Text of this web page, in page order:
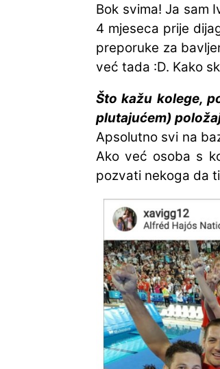
Bok svima! Ja sam
4 mjeseca prije
preporuke za
već tada :D. Kako
Što kažu kolege,
plutajućem)
Apsolutno svi na
Ako već osoba s
pozvati nekoga da